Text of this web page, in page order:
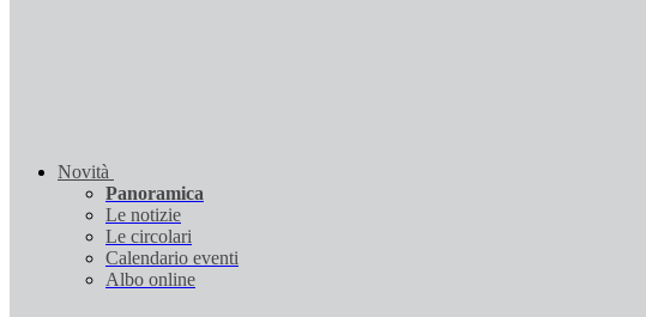
Novità
Panoramica
Le notizie
Le circolari
Calendario eventi
Albo online